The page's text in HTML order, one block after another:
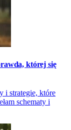
której się
i strategie, które
schematy i